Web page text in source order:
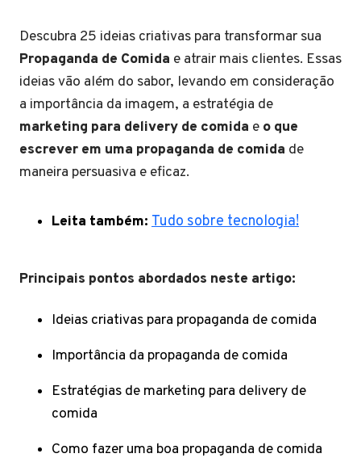
Descubra 25 ideias criativas para transformar sua
Propaganda de Comida e atrair mais clientes. Essas
ideias vão além do sabor, levando em consideração
a importância da imagem, a estratégia de
marketing para delivery de comida e o que
escrever em uma propaganda de comida de
maneira persuasiva e eficaz.
Leita também: Tudo sobre tecnologia!
Principais pontos abordados neste artigo:
Ideias criativas para propaganda de comida
Importância da propaganda de comida
Estratégias de marketing para delivery de
comida
Como fazer uma boa propaganda de comida